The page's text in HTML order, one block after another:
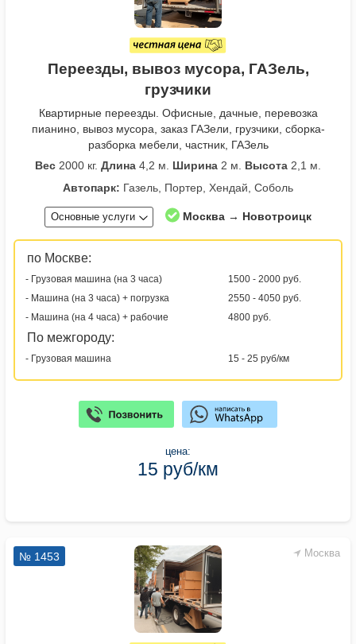
Переезды, вывоз мусора, ГАЗель,
грузчики
Квартирные переезды. Офисные, дачные, перевозка
пианино, вывоз мусора, заказ ГАЗели, грузчики, сборка-
разборка мебели, частник, ГАЗель
Вес 2000 кг. Длина 4,2 м. Ширина 2 м. Высота 2,1 м.
Автопарк: Газель, Портер, Хендай, Соболь
Основные услуги Москва → Новотроицк
по Москве:
- Грузовая машина (на 3 часа)
1500 - 2000 руб.
- Машина (на 3 часа) + погрузка
2550 - 4050 руб.
- Машина (на 4 часа) + рабочие
4800 руб.
По межгороду:
- Грузовая машина 15 - 25 руб/км
цена:
15 руб/км
Москва
№ 1453